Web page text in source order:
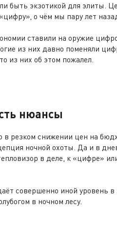
быть экзотикой для элиты.
о чём мы пару лет
ставили на оружие
из них давно поменяли
из них об этом пожалел.
нюансы
в резком снижении цен на
ночной охоты. Да и в
в деле, к «цифре»
совершенно иной уровень
в ночном лесу.